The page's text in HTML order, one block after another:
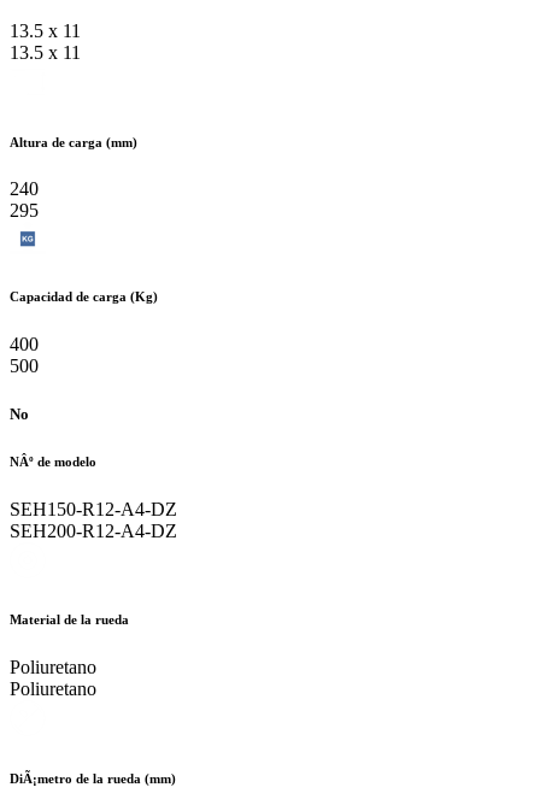
13.5 x 11
13.5 x 11
Altura de carga (mm)
240
295
Capacidad de carga (Kg)
400
500
No
NÂº de modelo
SEH150-R12-A4-DZ
SEH200-R12-A4-DZ
Material de la rueda
Poliuretano
Poliuretano
DiÃ¡metro de la rueda (mm)